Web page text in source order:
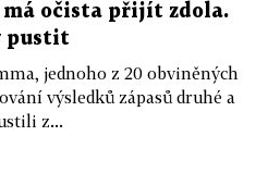
má očista přijít zdola.
pustit
jednoho z 20 obviněných
výsledků zápasů druhé a
z...